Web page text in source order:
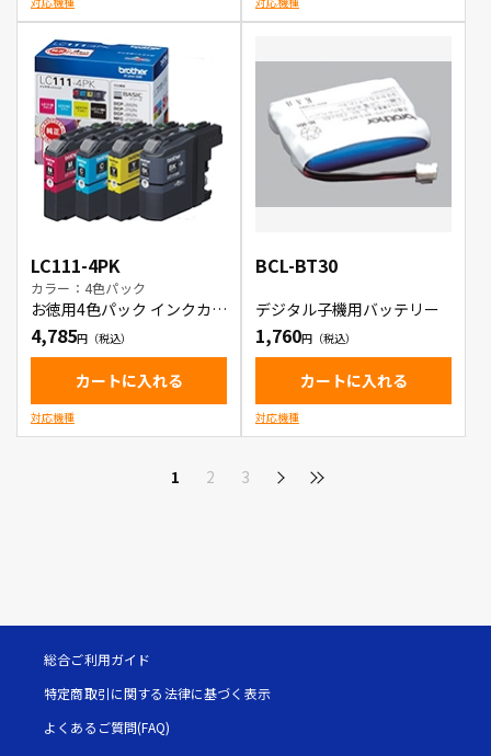
LC111-4PK
カラー：4色パック
お徳用4色パック インクカー
トリッジ
4,785
カートに入れる
対応機種
BCL-BT30
デジタル子機用バッテリー
1,760
カートに入れる
対応機種
1 2 3
総合ご利用ガイド
特定商取引に関する法律に基づく表示
よくあるご質問(FAQ)